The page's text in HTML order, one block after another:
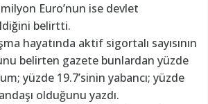
Euro’nun ise devlet
belirtti.
hayatında aktif sigortalı sayısının
belirten gazete bunlardan yüzde
Rum; yüzde 19.7’sinin yabancı; yüzde
olduğunu yazdı.